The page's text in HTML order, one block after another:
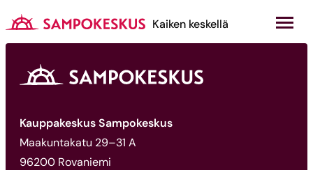
sisältöön
Kauppakeskus Sampokeskus
Kaiken keskellä
Kauppakeskus Sampokeskus
Maakuntakatu 29–31 A
96200 Rovaniemi